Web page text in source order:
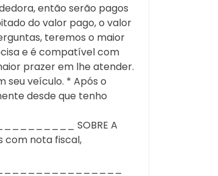
então serão pagos
do valor pago, o valor
teremos o maior
e é compatível com
prazer em lhe atender.
seu veículo. * Após o
desde que tenho
SOBRE A
com nota fiscal,